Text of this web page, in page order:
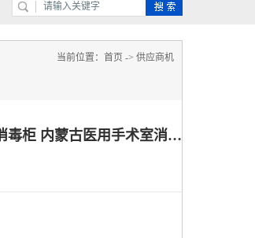
当前位置： 首页 -> 供应商机
供应内蒙古医用空气消毒机 内蒙古医用消毒柜 内蒙古医用手术室消毒柜